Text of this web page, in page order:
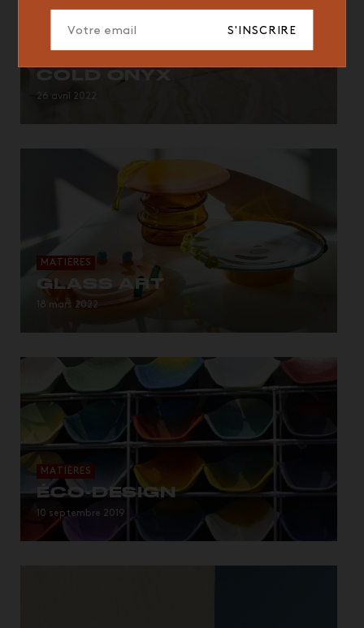
COLD ONYX
26 avril 2022
MATIÈRES
GLASS ART
18 mars 2022
MATIÈRES
ÉCO-DESIGN
10 septembre 2019
S'INSCRIRE